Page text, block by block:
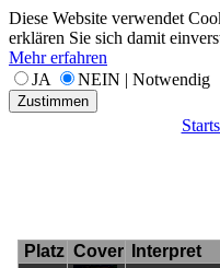
Diese Website verwendet
erklären Sie sich damit
Mehr erfahren
JA
NEIN | Notwendig
Zustimmen
Platz Cover Interpret